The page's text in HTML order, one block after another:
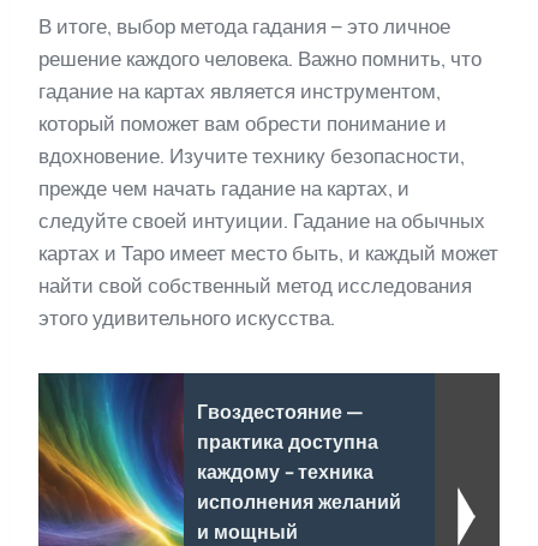
В итоге, выбор метода гадания – это личное
решение каждого человека. Важно помнить, что
гадание на картах является инструментом,
который поможет вам обрести понимание и
вдохновение. Изучите технику безопасности,
прежде чем начать гадание на картах, и
следуйте своей интуиции. Гадание на обычных
картах и Таро имеет место быть, и каждый может
найти свой собственный метод исследования
этого удивительного искусства.
Гвоздестояние —
практика доступна
каждому - техника
исполнения желаний
и мощный